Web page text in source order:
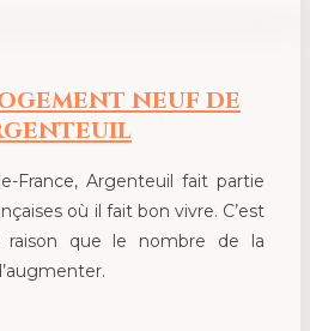
neuf de
France, Argenteuil fait partie
où il fait bon vivre. C’est
raison que le nombre de la